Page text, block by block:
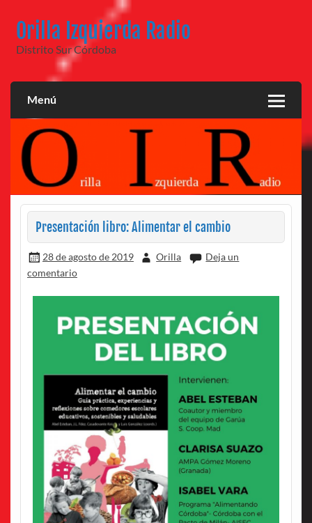
contenido
Orilla Izquierda Radio
Distrito Sur Córdoba
Menú
Presentación libro: Alimentar el cambio
28 de agosto de 2019 Orilla
Deja un
comentario